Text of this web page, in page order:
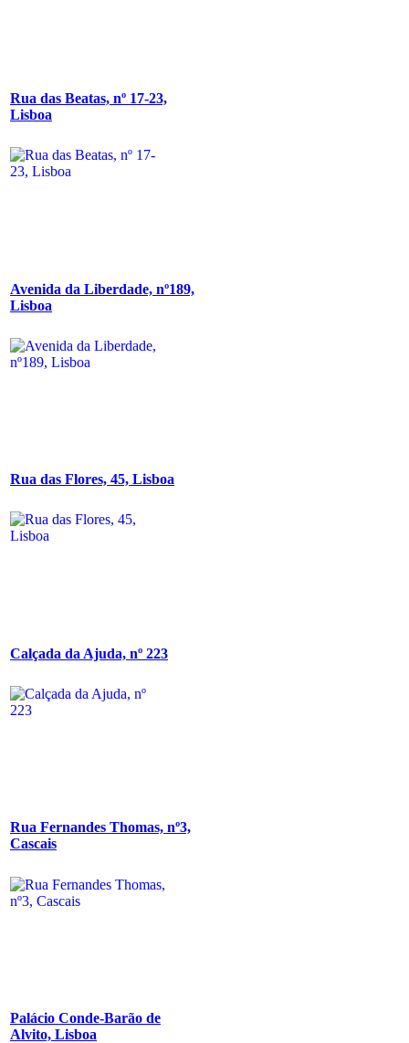
Rua das Beatas, nº 17-23,
Lisboa
Avenida da Liberdade, nº189,
Lisboa
Rua das Flores, 45, Lisboa
Calçada da Ajuda, nº 223
Rua Fernandes Thomas, nº3,
Cascais
Palácio Conde-Barão de
Alvito, Lisboa